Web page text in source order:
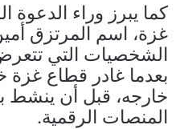
كما يبرز وراء الدعوة
غزة، اسم المرتزق
الشخصيات التي تتعرض
بعدما غادر قطاع غزة
خارجه، قبل أن ينشط
المنصات الرقمية.